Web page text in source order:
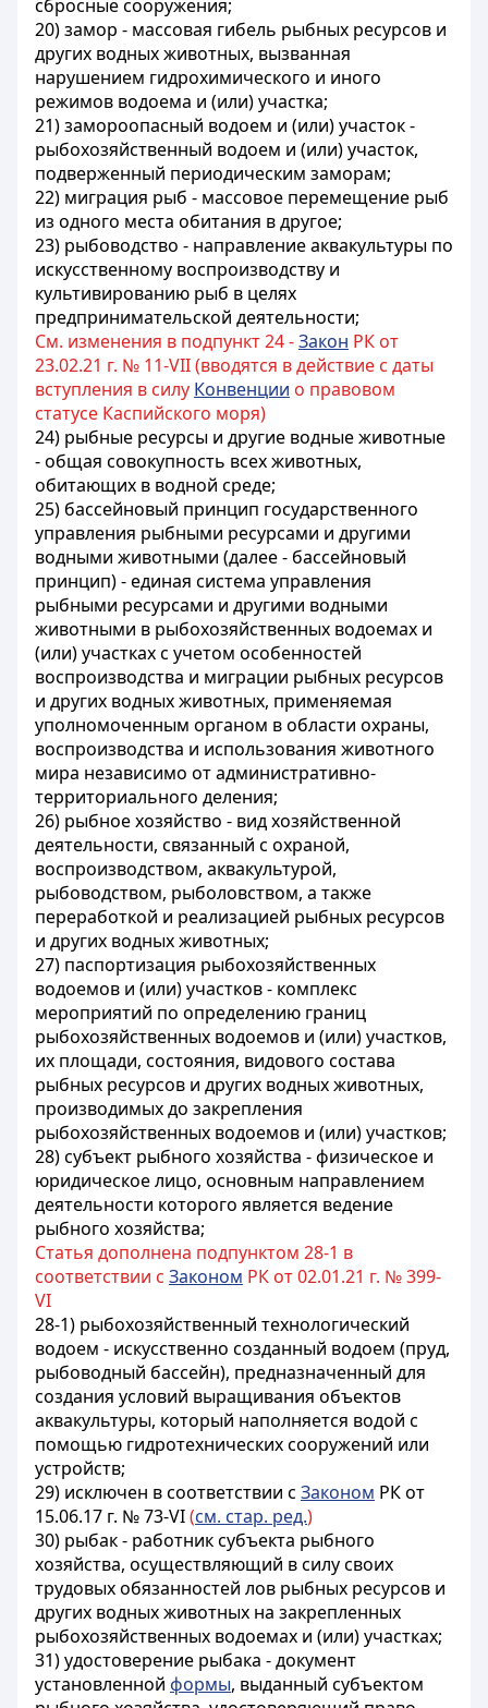
сбросные сооружения;
20) замор - массовая гибель рыбных ресурсов и
других водных животных, вызванная
нарушением гидрохимического и иного
режимов водоема и (или) участка;
21) замороопасный водоем и (или) участок -
рыбохозяйственный водоем и (или) участок,
подверженный периодическим заморам;
22) миграция рыб - массовое перемещение рыб
из одного места обитания в другое;
23) рыбоводство - направление аквакультуры по
искусственному воспроизводству и
культивированию рыб в целях
предпринимательской деятельности;
См. изменения в подпункт 24 -Закон РК от
23.02.21 г. № 11-VIІ (вводятся в действие с даты
вступления в силу Конвенции о правовом
статусе Каспийского моря)
24) рыбные ресурсы и другие водные животные
- общая совокупность всех животных,
обитающих в водной среде;
25) бассейновый принцип государственного
управления рыбными ресурсами и другими
водными животными (далее - бассейновый
принцип) - единая система управления
рыбными ресурсами и другими водными
животными в рыбохозяйственных водоемах и
(или) участках с учетом особенностей
воспроизводства и миграции рыбных ресурсов
и других водных животных, применяемая
уполномоченным органом в области охраны,
воспроизводства и использования животного
мира независимо от административно-
территориального деления;
26) рыбное хозяйство - вид хозяйственной
деятельности, связанный с охраной,
воспроизводством, аквакультурой,
рыбоводством, рыболовством, а также
переработкой и реализацией рыбных ресурсов
и других водных животных;
27) паспортизация рыбохозяйственных
водоемов и (или) участков - комплекс
мероприятий по определению границ
рыбохозяйственных водоемов и (или) участков,
их площади, состояния, видового состава
рыбных ресурсов и других водных животных,
производимых до закрепления
рыбохозяйственных водоемов и (или) участков;
28) субъект рыбного хозяйства - физическое и
юридическое лицо, основным направлением
деятельности которого является ведение
рыбного хозяйства;
Статья дополнена подпунктом 28-1 в
соответствии с Законом РК от 02.01.21 г. № 399-
VI
28-1) рыбохозяйственный технологический
водоем - искусственно созданный водоем (пруд,
рыбоводный бассейн), предназначенный для
создания условий выращивания объектов
аквакультуры, который наполняется водой с
помощью гидротехнических сооружений или
устройств;
29) исключен в соответствии с Законом РК от
15.06.17 г. № 73-VI(см. стар. ред.)
30) рыбак - работник субъекта рыбного
хозяйства, осуществляющий в силу своих
трудовых обязанностей лов рыбных ресурсов и
других водных животных на закрепленных
рыбохозяйственных водоемах и (или) участках;
31) удостоверение рыбака - документ
установленной формы, выданный субъектом